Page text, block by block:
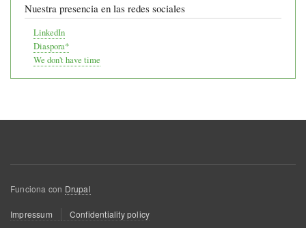
Nuestra presencia en las redes sociales
LinkedIn
Diaspora*
We don't have time
Funciona con Drupal
Menú
Impressum Confidentiality policy